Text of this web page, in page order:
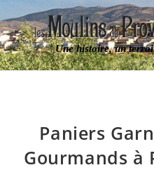
Une histoire, un
Paniers
Gourmands à